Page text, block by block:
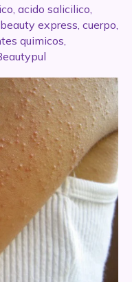
, acido salicilico,
beauty express, cuerpo,
quimicos,